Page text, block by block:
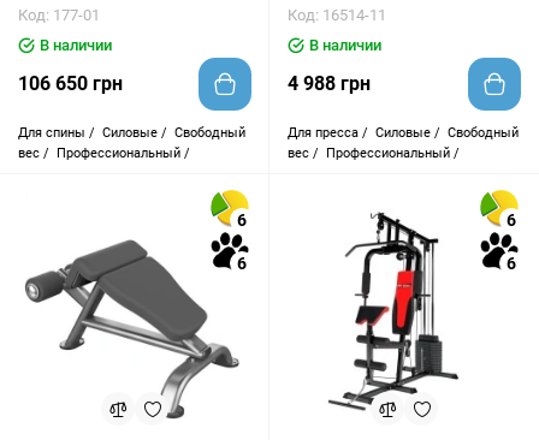
Код: 177-01
В наличии
106 650 грн
Для спины / Силовые / Свободный
вес /
Профессиональный /
Код: 16514-11
В наличии
4 988 грн
Для пресса / Силовые / Свободный
вес /
Профессиональный /
6
6
6
6